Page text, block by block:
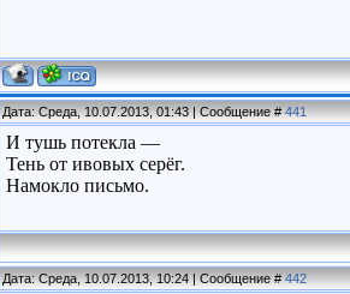
Дата: Среда, 10.07.2013, 01:43 | Сообщение #441
И тушь потекла —
Тень от ивовых серёг.
Намокло письмо.
Дата: Среда, 10.07.2013, 10:24 | Сообщение #442